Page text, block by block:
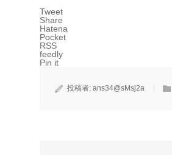
Tweet
Share
Hatena
Pocket
RSS
feedly
Pin it
投稿者: ans34@sMsj2a